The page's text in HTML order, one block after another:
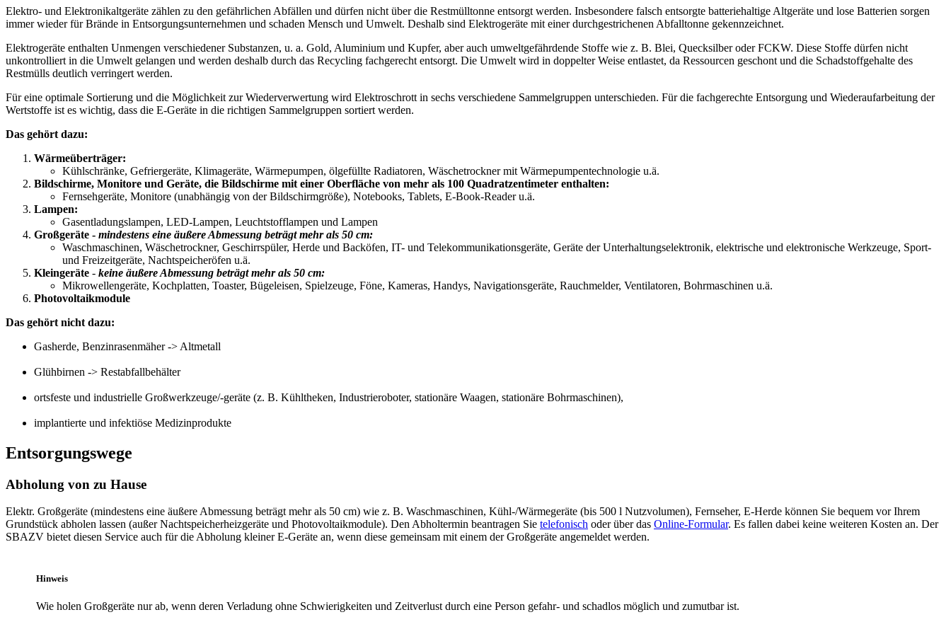
Elektro- und Elektronikaltgeräte zählen zu den gefährlichen Abfällen und dürfen nicht über die Restmülltonne entsorgt werden. Insbesondere falsch entsorgte batteriehaltige Altgeräte und lose Batterien sorgen
immer wieder für Brände in Entsorgungsunternehmen und schaden Mensch und Umwelt. Deshalb sind Elektrogeräte mit einer durchgestrichenen Abfalltonne gekennzeichnet.
Elektrogeräte enthalten Unmengen verschiedener Substanzen, u. a. Gold, Aluminium und Kupfer, aber auch umweltgefährdende Stoffe wie z. B. Blei, Quecksilber oder FCKW. Diese Stoffe dürfen nicht
unkontrolliert in die Umwelt gelangen und werden deshalb durch das Recycling fachgerecht entsorgt. Die Umwelt wird in doppelter Weise entlastet, da Ressourcen geschont und die Schadstoffgehalte des
Restmülls deutlich verringert werden.
Für eine optimale Sortierung und die Möglichkeit zur Wiederverwertung wird Elektroschrott in sechs verschiedene Sammelgruppen unterschieden. Für die fachgerechte Entsorgung und Wiederaufarbeitung der
Wertstoffe ist es wichtig, dass die E-Geräte in die richtigen Sammelgruppen sortiert werden.
Das gehört dazu:
Wärmeüberträger:
Kühlschränke, Gefriergeräte, Klimageräte, Wärmepumpen, ölgefüllte Radiatoren, Wäschetrockner mit Wärmepumpentechnologie u.ä.
Bildschirme, Monitore und Geräte, die Bildschirme mit einer Oberfläche von mehr als 100 Quadratzentimeter enthalten:
Fernsehgeräte, Monitore (unabhängig von der Bildschirmgröße), Notebooks, Tablets, E-Book-Reader u.ä.
Lampen:
Gasentladungslampen, LED-Lampen, Leuchtstofflampen und Lampen
Großgeräte - mindestens eine äußere Abmessung beträgt mehr als 50 cm:
Waschmaschinen, Wäschetrockner, Geschirrspüler, Herde und Backöfen, IT- und Telekommunikationsgeräte, Geräte der Unterhaltungselektronik, elektrische und elektronische Werkzeuge, Sport-
und Freizeitgeräte, Nachtspeicheröfen u.ä.
Kleingeräte - keine äußere Abmessung beträgt mehr als 50 cm:
Mikrowellengeräte, Kochplatten, Toaster, Bügeleisen, Spielzeuge, Föne, Kameras, Handys, Navigationsgeräte, Rauchmelder, Ventilatoren, Bohrmaschinen u.ä.
Photovoltaikmodule
Das gehört nicht dazu:
Gasherde, Benzinrasenmäher -> Altmetall
Glühbirnen -> Restabfallbehälter
ortsfeste und industrielle Großwerkzeuge/-geräte (z. B. Kühltheken, Industrieroboter, stationäre Waagen, stationäre Bohrmaschinen),
implantierte und infektiöse Medizinprodukte
Entsorgungswege
Abholung von zu Hause
Elektr. Großgeräte (mindestens eine äußere Abmessung beträgt mehr als 50 cm) wie z. B. Waschmaschinen, Kühl-/Wärmegeräte (bis 500 l Nutzvolumen), Fernseher, E-Herde können Sie bequem vor Ihrem
Grundstück abholen lassen (außer Nachtspeicherheizgeräte und Photovoltaikmodule). Den Abholtermin beantragen Sie telefonisch oder über das Online-Formular. Es fallen dabei keine weiteren Kosten an. Der
SBAZV bietet diesen Service auch für die Abholung kleiner E-Geräte an, wenn diese gemeinsam mit einem der Großgeräte angemeldet werden.
Hinweis
Wie holen Großgeräte nur ab, wenn deren Verladung ohne Schwierigkeiten und Zeitverlust durch eine Person gefahr- und schadlos möglich und zumutbar ist.